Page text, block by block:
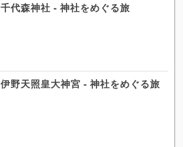
千代森神社 - 神社をめぐる旅
伊野天照皇大神宮 - 神社をめぐる旅